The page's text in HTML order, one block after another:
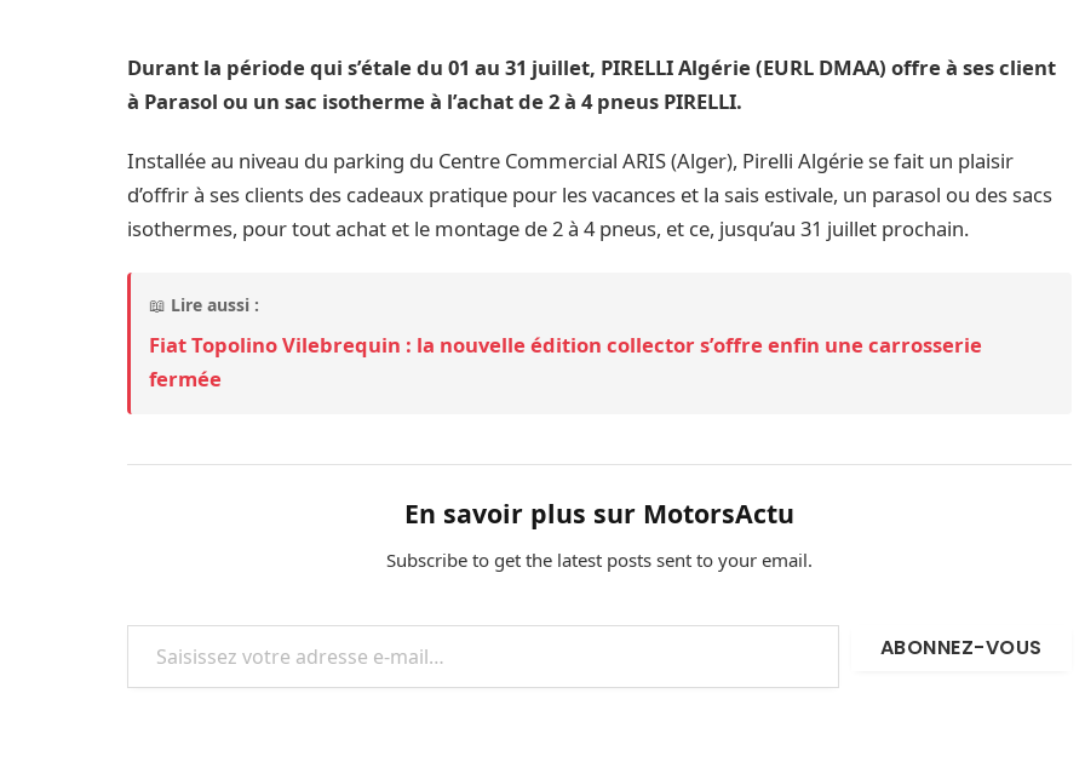
Durant la période qui s’étale du 01 au 31 juillet, PIRELLI Algérie (EURL DMAA) offre à ses client
à Parasol ou un sac isotherme à l’achat de 2 à 4 pneus PIRELLI.
Installée au niveau du parking du Centre Commercial ARIS (Alger), Pirelli Algérie se fait un plaisir
d’offrir à ses clients des cadeaux pratique pour les vacances et la sais estivale, un parasol ou des sacs
isothermes, pour tout achat et le montage de 2 à 4 pneus, et ce, jusqu’au 31 juillet prochain.
📖 Lire aussi :
Fiat Topolino Vilebrequin : la nouvelle édition collector s’offre enfin une carrosserie
fermée
En savoir plus sur MotorsActu
Subscribe to get the latest posts sent to your email.
Saisissez votre adresse e-mail…
ABONNEZ-VOUS